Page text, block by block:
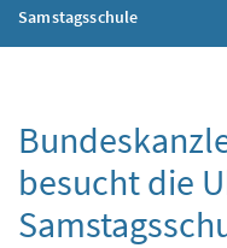
Samstagsschule
besucht die